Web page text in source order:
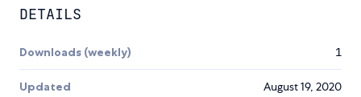
DETAILS
Downloads (weekly) 1
Updated August 19, 2020